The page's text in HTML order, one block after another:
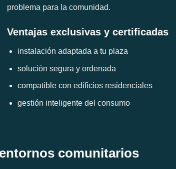
problema para la comunidad.
Ventajas exclusivas y certificadas
instalación adaptada a tu plaza
solución segura y ordenada
compatible con edificios residenciales
gestión inteligente del consumo
comunitarios